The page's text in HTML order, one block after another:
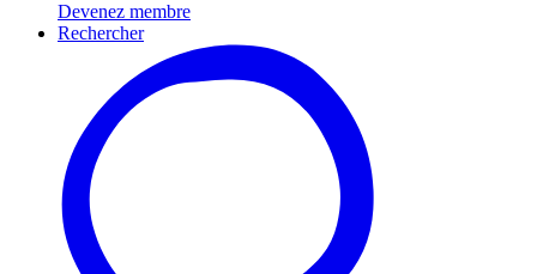
Devenez membre
Rechercher